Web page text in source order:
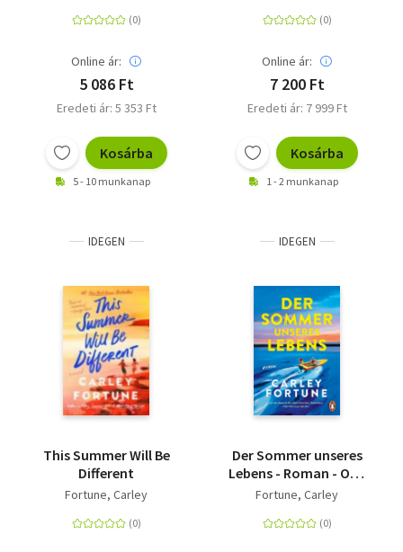
Bestseller - eine
ein unvergesslicher
Sommer
Online ár:
5 086 Ft
Eredeti ár: 5 353 Ft
Kosárba
5 - 10 munkanap
Online ár:
7 200 Ft
Eredeti ár: 7 999 Ft
Kosárba
1 - 2 munkanap
IDEGEN
This Summer Will Be
Different
Fortune, Carley
IDEGEN
Der Sommer unseres
Lebens - Roman - One
Golden Summer. Die
Sommer-Romance der
Fortune, Carley